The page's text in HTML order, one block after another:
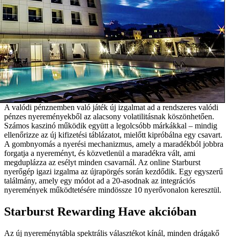
A valódi pénznemben való játék új izgalmat ad a rendszeres valódi
pénzes nyereményekből az alacsony volatilitásnak köszönhetően.
Számos kaszinó működik együtt a legolcsóbb márkákkal – mindig
ellenőrizze az új kifizetési táblázatot, mielőtt kipróbálna egy csavart.
A gombnyomás a nyerési mechanizmus, amely a maradékból jobbra
forgatja a nyereményt, és közvetlenül a maradékra vált, ami
megduplázza az esélyt minden csavarnál. Az online Starburst
nyerőgép igazi izgalma az újrapörgés során kezdődik. Egy egyszerű
találmány, amely egy módot ad a 20-asodnak az integrációs
nyeremények működtetésére mindössze 10 nyerővonalon keresztül.
Starburst Rewarding Have akcióban
Az új nyereménytábla spektrális választékot kínál, minden drágakő